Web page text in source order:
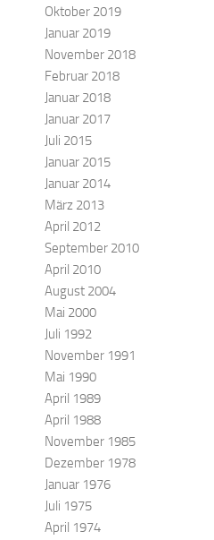
Oktober 2019
Januar 2019
November 2018
Februar 2018
Januar 2018
Januar 2017
Juli 2015
Januar 2015
Januar 2014
März 2013
April 2012
September 2010
April 2010
August 2004
Mai 2000
Juli 1992
November 1991
Mai 1990
April 1989
April 1988
November 1985
Dezember 1978
Januar 1976
Juli 1975
April 1974